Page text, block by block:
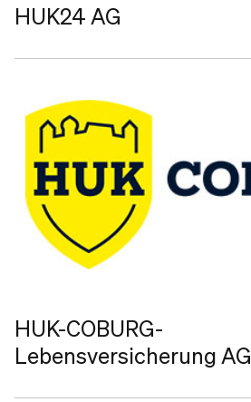
HUK24 AG
HUK-COBURG-
Lebensversicherung AG